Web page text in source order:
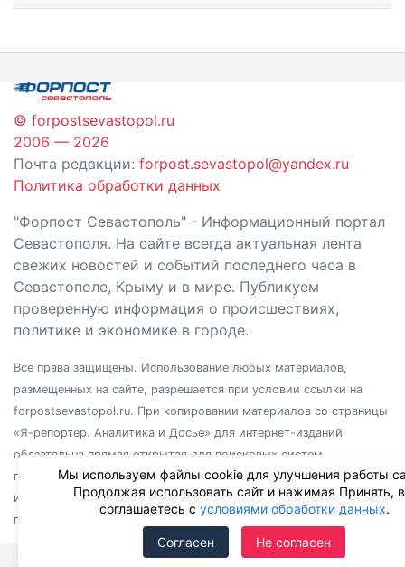
© forpostsevastopol.ru
2006 — 2026
Почта редакции: forpost.sevastopol@yandex.ru
Политика обработки данных
"Форпост Севастополь" - Информационный портал
Севастополя. На сайте всегда актуальная лента
свежих новостей и событий последнего часа в
Севастополе, Крыму и в мире. Публикуем
проверенную информация о происшествиях,
политике и экономике в городе.
Все права защищены. Использование любых материалов,
размещенных на сайте, разрешается при условии ссылки на
forpostsevastopol.ru. При копировании материалов со страницы
«Я-репортер. Аналитика и Досье» для интернет-изданий
обязательна прямая открытая для поисковых систем
гиперссылка. Независимо от полного или частичного
использования материалов, ссылка должна быть размещена в
подзаголовке или первом абзаце материала.
Мы используем файлы cookie для улучшения работы
Продолжая использовать сайт и нажимая Принять,
соглашаетесь с условиями обработки данных.
Согласен Не согласен